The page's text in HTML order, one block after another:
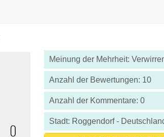
Meinung der Mehrheit:
Anzahl der Bewertungen: 10
Anzahl der Kommentare: 0
Stadt: Roggendorf -